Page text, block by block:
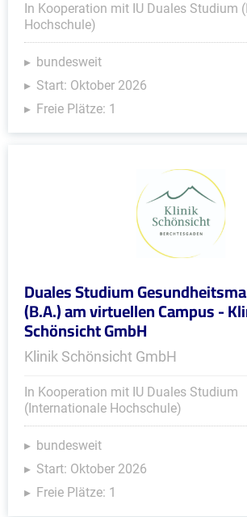
In Kooperation mit IU Duales Studium
Hochschule)
bundesweit
Start: Oktober 2026
Freie Plätze: 1
Duales Studium
(B.A.) am virtuellen Campus -
Schönsicht GmbH
Klinik Schönsicht GmbH
In Kooperation mit IU Duales Studium
(Internationale Hochschule)
bundesweit
Start: Oktober 2026
Freie Plätze: 1